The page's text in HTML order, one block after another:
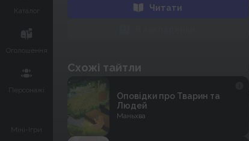
Каталог
Оголошення
Персонажі
Міні-Ігри
Читати
Схожі тайтли
Оповідки про Тварин та
Людей
Маньхва